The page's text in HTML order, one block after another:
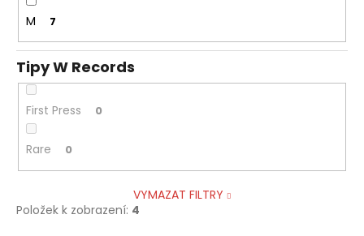
M 7
Tipy W Records
First Press 0
Rare 0
VYMAZAT FILTRY
Položek k zobrazení: 4